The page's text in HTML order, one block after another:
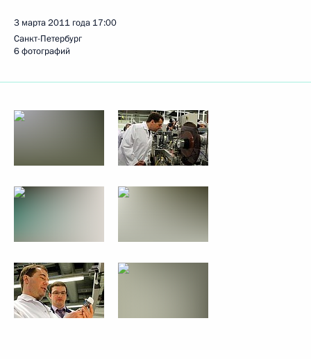
3 марта 2011 года 17:00
Санкт-Петербург
6 фотографий